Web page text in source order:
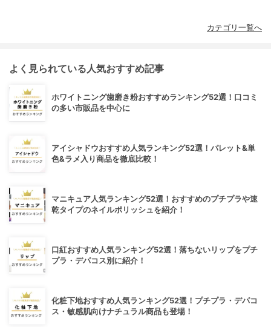
カテゴリ一覧へ
よく見られている人気おすすめ記事
ホワイトニング歯磨き粉おすすめランキング52選！口コミ
の多い市販品を中心に
アイシャドウおすすめ人気ランキング52選！パレット&単
色&ラメ入り商品を徹底比較！
マニキュア人気ランキング52選！おすすめのプチプラや速
乾タイプのネイルポリッシュを紹介！
口紅おすすめ人気ランキング52選！落ちないリップをプチ
プラ・デパコス別に紹介！
化粧下地おすすめ人気ランキング52選！プチプラ・デパコ
ス・敏感肌向けナチュラル商品も登場！